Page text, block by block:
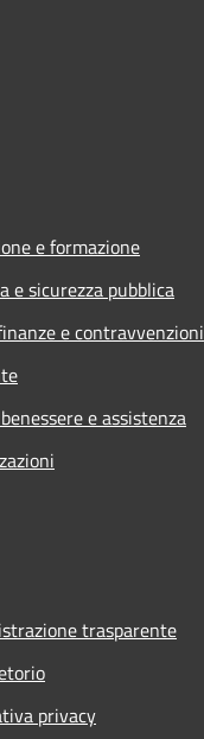
e formazione
e sicurezza pubblica
e contravvenzioni
e assistenza
trasparente
privacy